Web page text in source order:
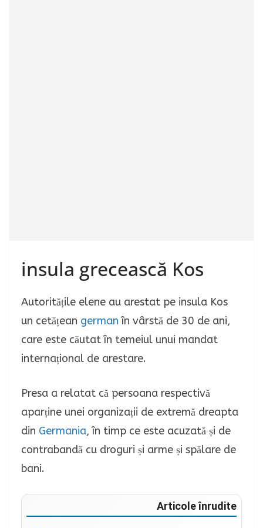
insula grecească Kos
Autoritățile elene au arestat pe insula Kos
un cetățean germanîn vârstă de 30 de ani,
care este căutat în temeiul unui mandat
internațional de arestare.
Presa a relatat că persoana respectivă
aparține unei organizații de extremă dreapta
din Germania, în timp ce este acuzată și de
contrabandă cu droguri și arme și spălare de
bani.
Articole înrudite